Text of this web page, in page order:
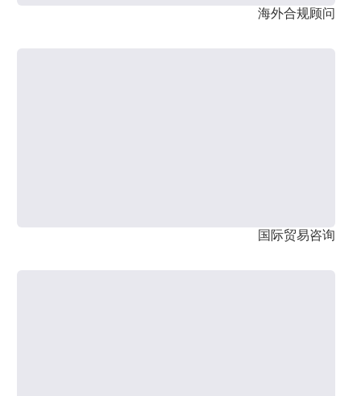
海外合规顾问
国际贸易咨询